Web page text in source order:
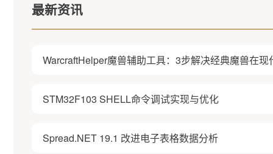
最新资讯
WarcraftHelper魔兽辅助工具：3步解决经典魔兽在
STM32F103 SHELL命令调试实现与优化
Spread.NET 19.1 改进电子表格数据分析